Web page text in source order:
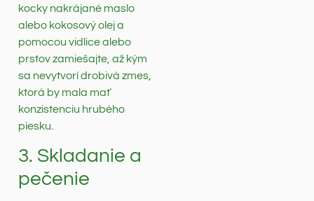
kocky nakrájané maslo
alebo kokosový olej a
pomocou vidlice alebo
prstov zamiešajte, až kým
sa nevytvorí drobivá zmes,
ktorá by mala mať
konzistenciu hrubého
piesku.
3. Skladanie a
pečenie